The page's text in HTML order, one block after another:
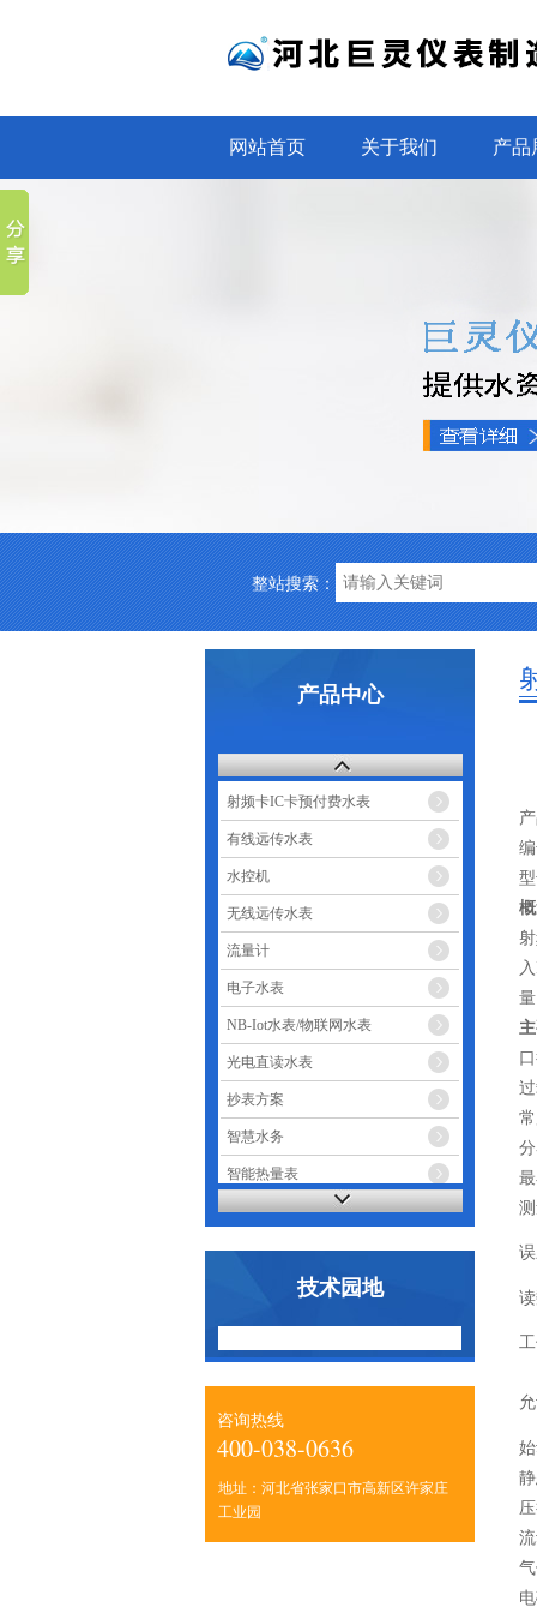
网站首页 关于我们 产品
整站搜索：
产品中心
射频卡IC卡预付费水表
有线远传水表
水控机
无线远传水表
流量计
电子水表
NB-Iot水表/物联网水表
光电直读水表
抄表方案
智慧水务
智能热量表
智能电表
技术园地
咨询热线
400-038-0636
地址：河北省张家口市高新区许家庄
工业园